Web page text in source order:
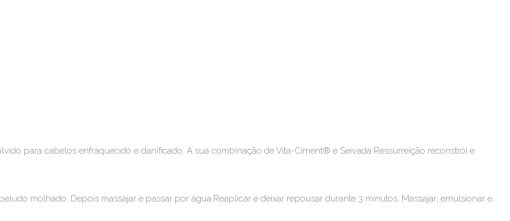
para cabelos enfraquecido e danificado. A sua combinação de Vita-Ciment® e Seivada Ressurreição reconstrói e
molhado. Depois massajar e passar por água.Reaplicar e deixar repousar durante 3 minutos. Massajar; emulsionar e